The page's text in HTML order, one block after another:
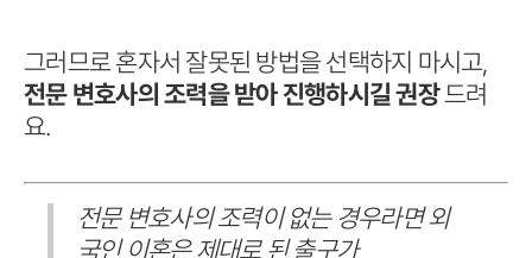
그러므로 혼자서 잘못된 방법을 선택하지 마시고,
전문 변호사의 조력을 받아 진행하시길 권장드려
요.
전문 변호사의 조력이 없는 경우라면 외
국인 이혼은 제대로 된 출구가